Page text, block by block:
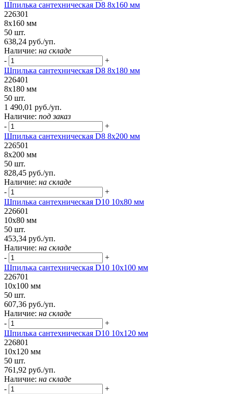
Шпилька сантехническая D8 8х160 мм
226301
8х160 мм
50 шт.
638,24 руб./уп.
Наличие: на складе
-
+
Шпилька сантехническая D8 8х180 мм
226401
8х180 мм
50 шт.
1 490,01 руб./уп.
Наличие: под заказ
-
+
Шпилька сантехническая D8 8х200 мм
226501
8х200 мм
50 шт.
828,45 руб./уп.
Наличие: на складе
-
+
Шпилька сантехническая D10 10x80 мм
226601
10x80 мм
50 шт.
453,34 руб./уп.
Наличие: на складе
-
+
Шпилька сантехническая D10 10х100 мм
226701
10х100 мм
50 шт.
607,36 руб./уп.
Наличие: на складе
-
+
Шпилька сантехническая D10 10х120 мм
226801
10х120 мм
50 шт.
761,92 руб./уп.
Наличие: на складе
-
+